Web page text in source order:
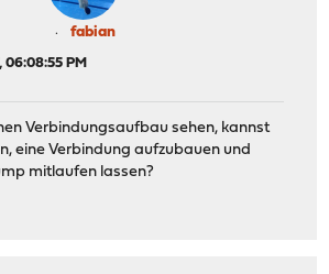
fabian
06:08:55 PM
Verbindungsaufbau sehen, kannst
eine Verbindung aufzubauen und
mitlaufen lassen?